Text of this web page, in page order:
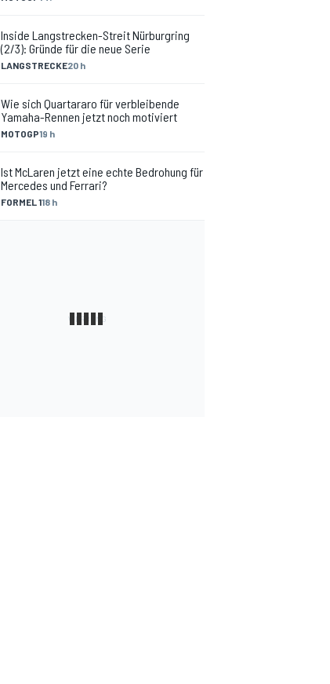
LANGSTRECKE20 h
Inside Langstrecken-Streit Nürburgring
(2/3): Gründe für die neue Serie
MOTOGP19 h
Wie sich Quartararo für verbleibende
Yamaha-Rennen jetzt noch motiviert
FORMEL 118 h
Ist McLaren jetzt eine echte Bedrohung für
Mercedes und Ferrari?